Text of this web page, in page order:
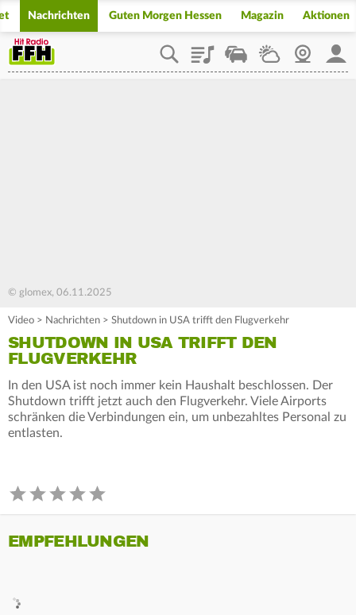
Nachrichten Guten Morgen Hessen Magazin Aktionen
PlaylistStaupilotWetterWebcam
© glomex, 06.11.2025
Video > Nachrichten > Shutdown in USA trifft den Flugverkehr
SHUTDOWN IN USA TRIFFT DEN
FLUGVERKEHR
In den USA ist noch immer kein Haushalt beschlossen. Der
Shutdown trifft jetzt auch den Flugverkehr. Viele Airports
schränken die Verbindungen ein, um unbezahltes Personal zu
entlasten.
EMPFEHLUNGEN